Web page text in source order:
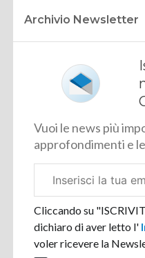
Archivio Newsletter
Vuoi le news più
approfondimenti e
aziendale
Cliccando su
dichiaro di aver letto l'
voler ricevere la